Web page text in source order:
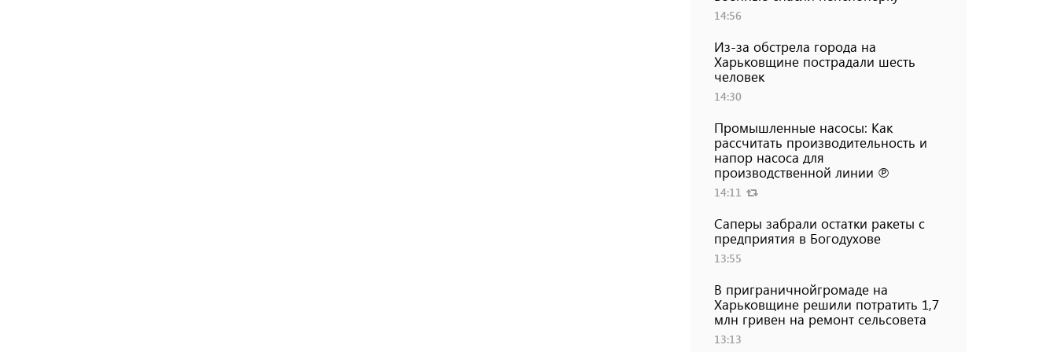
14:56
Из-за обстрела города на
Харьковщине пострадали шесть
человек
14:30
Промышленные насосы: Как
рассчитать производительность и
напор насоса для
производственной линии ℗
14:11
Саперы забрали остатки ракеты с
предприятия в Богодухове
13:55
В приграничнойгромаде на
Харьковщине решили потратить 1,7
млн ​​гривен на ремонт сельсовета
13:13